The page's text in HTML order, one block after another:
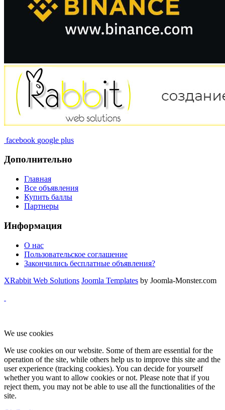
facebook google plus
Дополнительно
Главная
Все объявления
Купить баллы
Партнеры
Информация
О нас
Пользовательское соглашение
Закончились бесплатные объявления?
XRabbit Web Solutions Joomla Templates by Joomla-Monster.com
We use cookies
We use cookies on our website. Some of them are essential for the
operation of the site, while others help us to improve this site and the
user experience (tracking cookies). You can decide for yourself
whether you want to allow cookies or not. Please note that if you
reject them, you may not be able to use all the functionalities of the
site.